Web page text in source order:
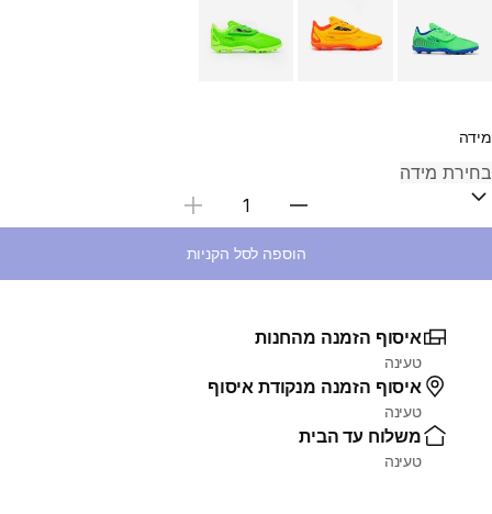
מידה
בחירת כמות
הוספה לסל הקניות
איסוף הזמנה מהחנות
טעינה
איסוף הזמנה מנקודת איסוף
טעינה
משלוח עד הבית
טעינה